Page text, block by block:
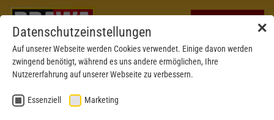
✕
Datenschutzeinstellungen
Auf unserer Webseite werden Cookies verwendet. Einige davon werden
zwingend benötigt, während es uns andere ermöglichen, Ihre
Nutzererfahrung auf unserer Webseite zu verbessern.
Essenziell Marketing